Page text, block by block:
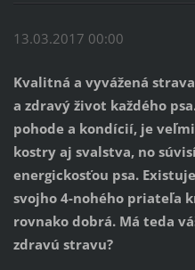
13.03.2017 00:00
Kvalitná a vyvážená
a zdravý život každého
pohode a kondícií, je
kostry aj svalstva, no
energickosťou psa.
svojho 4-nohého priateľa
rovnako dobrá. Má teda
zdravú stravu?